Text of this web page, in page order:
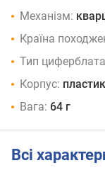
Механізм:
Країна
Тип
Корпус: пластик
Вага: 64 г
Всі